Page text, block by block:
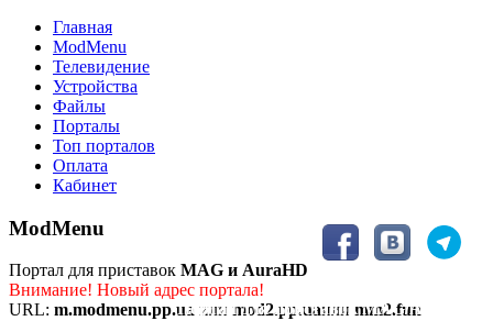
Главная
ModMenu
Телевидение
Устройства
Файлы
Порталы
Топ порталов
Оплата
Кабинет
Портал для приставок MAG/AuraHD
ModMenu
Портал для приставок MAG и AuraHD
Внимание! Новый адрес портала!
URL: m.modmenu.pp.ua или mod2.pp.uaили mm2.fun